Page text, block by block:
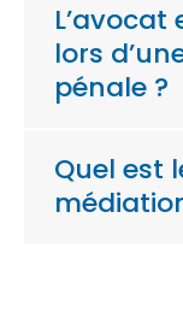
lors
pénale ?
Quel est